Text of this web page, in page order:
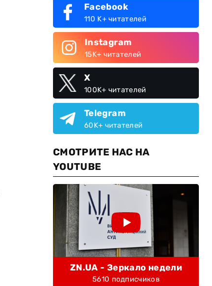
Facebook
110 K+ читателей
Instagram
15K+ читателей
X
100K+ читателей
Telegram
60K+ читателей
СМОТРИТЕ НАС НА
YOUTUBE
ZN.UA - Зеркало недели
5610 подписчиков